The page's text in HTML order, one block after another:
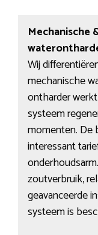
Mechanische
Wij
mechanische
ontharder
systeem
momenten. De
interessant
zoutverbruik,
geavanceerde
systeem is